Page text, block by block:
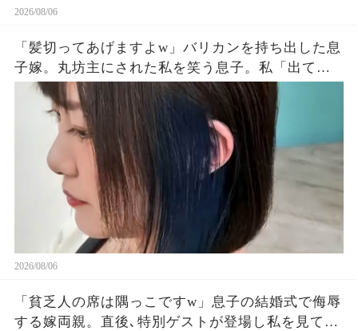
2026/08/06
「髪切ってあげますよw」バリカンを持ち出した息
子嫁。丸坊主にされた私を笑う息子。私「出てい
く…」息子夫婦「勝手にしろw」→翌朝、全財産を
持って姿を眩ませた結果…
2026/08/06
「貧乏人の席は隅っこですw」息子の結婚式で侮辱
する嫁両親。直後､特別ゲストが登場し私を見て